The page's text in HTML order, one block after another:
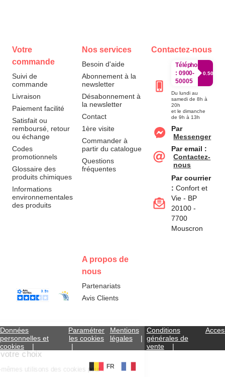
Votre
commande
Suivi de
commande
Livraison
Paiement facilité
Satisfait ou
remboursé, retour
ou échange
Codes
promotionnels
Glossaire des
produits chimiques
Informations
environnementales
des produits
Nos services
Besoin d'aide
Abonnement à la
newsletter
Désabonnement à
la newsletter
Contact
1ère visite
Commander à
partir du catalogue
Questions
fréquentes
A propos de
nous
Partenariats
Avis Clients
Contactez-nous
Téléphone
: 0900-
50005
0.50€/
Du lundi au
samedi de 8h à
20h
et le dimanche
de 9h à 13h
Par
Messenger
Par email :
Contactez-
nous
Par courrier
: Confort et
Vie - BP
20100 -
7700
Mouscron
Données
personnelles et
cookies
Paramétrer
les cookies
Mentions
légales
Conditions
générales de
vente
FR